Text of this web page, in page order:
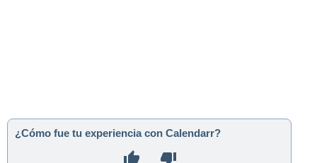
¿Cómo fue tu experiencia con Calendarr?